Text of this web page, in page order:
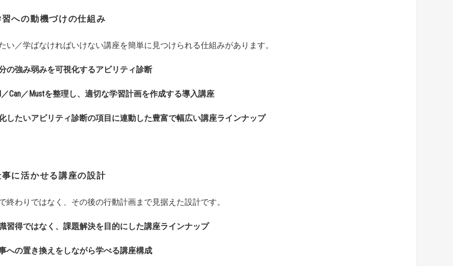
習への動機づけの仕組み
い／学ばなければいけない講座を簡単に見つけられる仕組みがあります。
の強み弱みを可視化するアビリティ診断
／Can／Mustを整理し、適切な学習計画を作成する導入講座
したいアビリティ診断の項目に連動した豊富で幅広い講座ラインナップ
事に活かせる講座の設計
終わりではなく、その後の行動計画まで見据えた設計です。
習得ではなく、課題解決を目的にした講座ラインナップ
への置き換えをしながら学べる講座構成